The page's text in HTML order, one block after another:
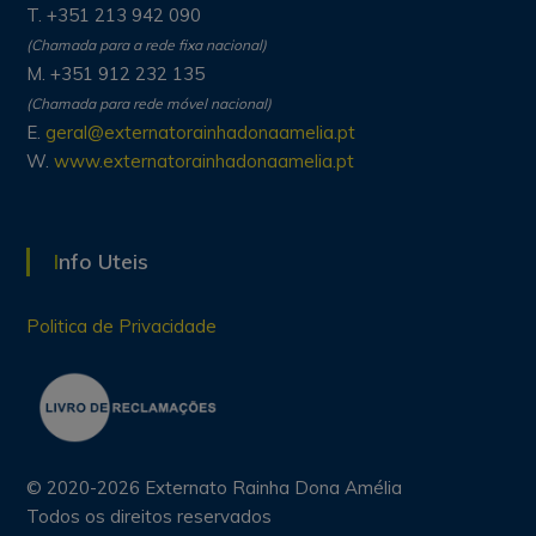
T. +351 213 942 090
(Chamada para a rede fixa nacional)
M. +351 912 232 135
(Chamada para rede móvel nacional)
E. geral@externatorainhadonaamelia.pt
W. www.externatorainhadonaamelia.pt
Info Uteis
Politica de Privacidade
© 2020-2026 Externato Rainha Dona Amélia
Todos os direitos reservados